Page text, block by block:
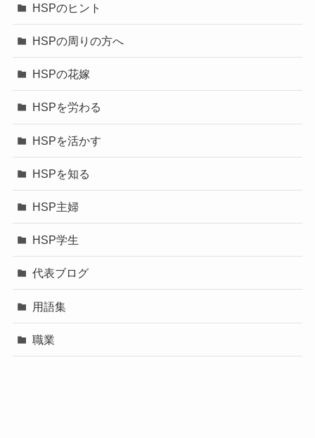
HSPのヒント
HSPの周りの方へ
HSPの花嫁
HSPを労わる
HSPを活かす
HSPを知る
HSP主婦
HSP学生
代表ブログ
用語集
職業